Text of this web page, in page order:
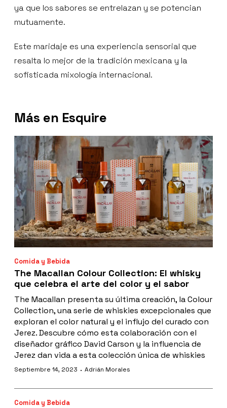
ya que los sabores se entrelazan y se potencian
mutuamente.
Este maridaje es una experiencia sensorial que
resalta lo mejor de la tradición mexicana y la
sofisticada mixología internacional.
Más en Esquire
Comida y Bebida
The Macallan Colour Collection: El whisky
que celebra el arte del color y el sabor
The Macallan presenta su última creación, la Colour
Collection, una serie de whiskies excepcionales que
exploran el color natural y el influjo del curado con
Jerez. Descubre cómo esta colaboración con el
diseñador gráfico David Carson y la influencia de
Jerez dan vida a esta colección única de whiskies
Septiembre 14, 2023 · Adrián Morales
Comida y Bebida